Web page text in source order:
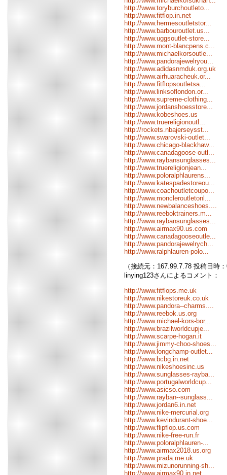
http://www.toryburchoutleto...
http://www.fitflop.in.net
http://www.hermesoutletstor...
http://www.barbouroutlet.us...
http://www.uggsoutlet-store...
http://www.mont-blancpens.c...
http://www.michaelkorsoutle...
http://www.pandorajewelryou...
http://www.adidasnmduk.org.uk
http://www.airhuaracheuk.or...
http://www.fitflopsoutletsa...
http://www.linksoflondon.or...
http://www.supreme-clothing...
http://www.jordanshoesstore...
http://www.kobeshoes.us
http://www.truereligionoutl...
http://rockets.nbajerseysst...
http://www.swarovski-outlet...
http://www.chicago-blackhaw...
http://www.canadagoose-outl...
http://www.raybansunglasses...
http://www.truereligionjean...
http://www.poloralphlaurens...
http://www.katespadestoreou...
http://www.coachoutletcoupo...
http://www.moncleroutletonl...
http://www.newbalanceshoes....
http://www.reeboktrainers.m...
http://www.raybansunglasses...
http://www.airmax90.us.com
http://www.canadagooseoutle...
http://www.pandorajewelrych...
http://www.ralphlauren-polo...
（接続元：167.99.7.78 投稿日時
linying123さんによるコメント：
http://www.fitflops.me.uk
http://www.nikestoreuk.co.uk
http://www.pandora--charms....
http://www.reebok.us.org
http://www.michael-kors-bor...
http://www.brazilworldcupje...
http://www.scarpe-hogan.it
http://www.jimmy-choo-shoes...
http://www.longchamp-outlet...
http://www.bcbg.in.net
http://www.nikeshoesinc.us
http://www.sunglasses-rayba...
http://www.portugalworldcup...
http://www.asicso.com
http://www.rayban--sunglass...
http://www.jordan6.in.net
http://www.nike-mercurial.org
http://www.kevindurant-shoe...
http://www.flipflop.us.com
http://www.nike-free-run.fr
http://www.poloralphlauren-...
http://www.airmax2018.us.org
http://www.prada.me.uk
http://www.mizunorunning-sh...
http://www.airmax90.in.net